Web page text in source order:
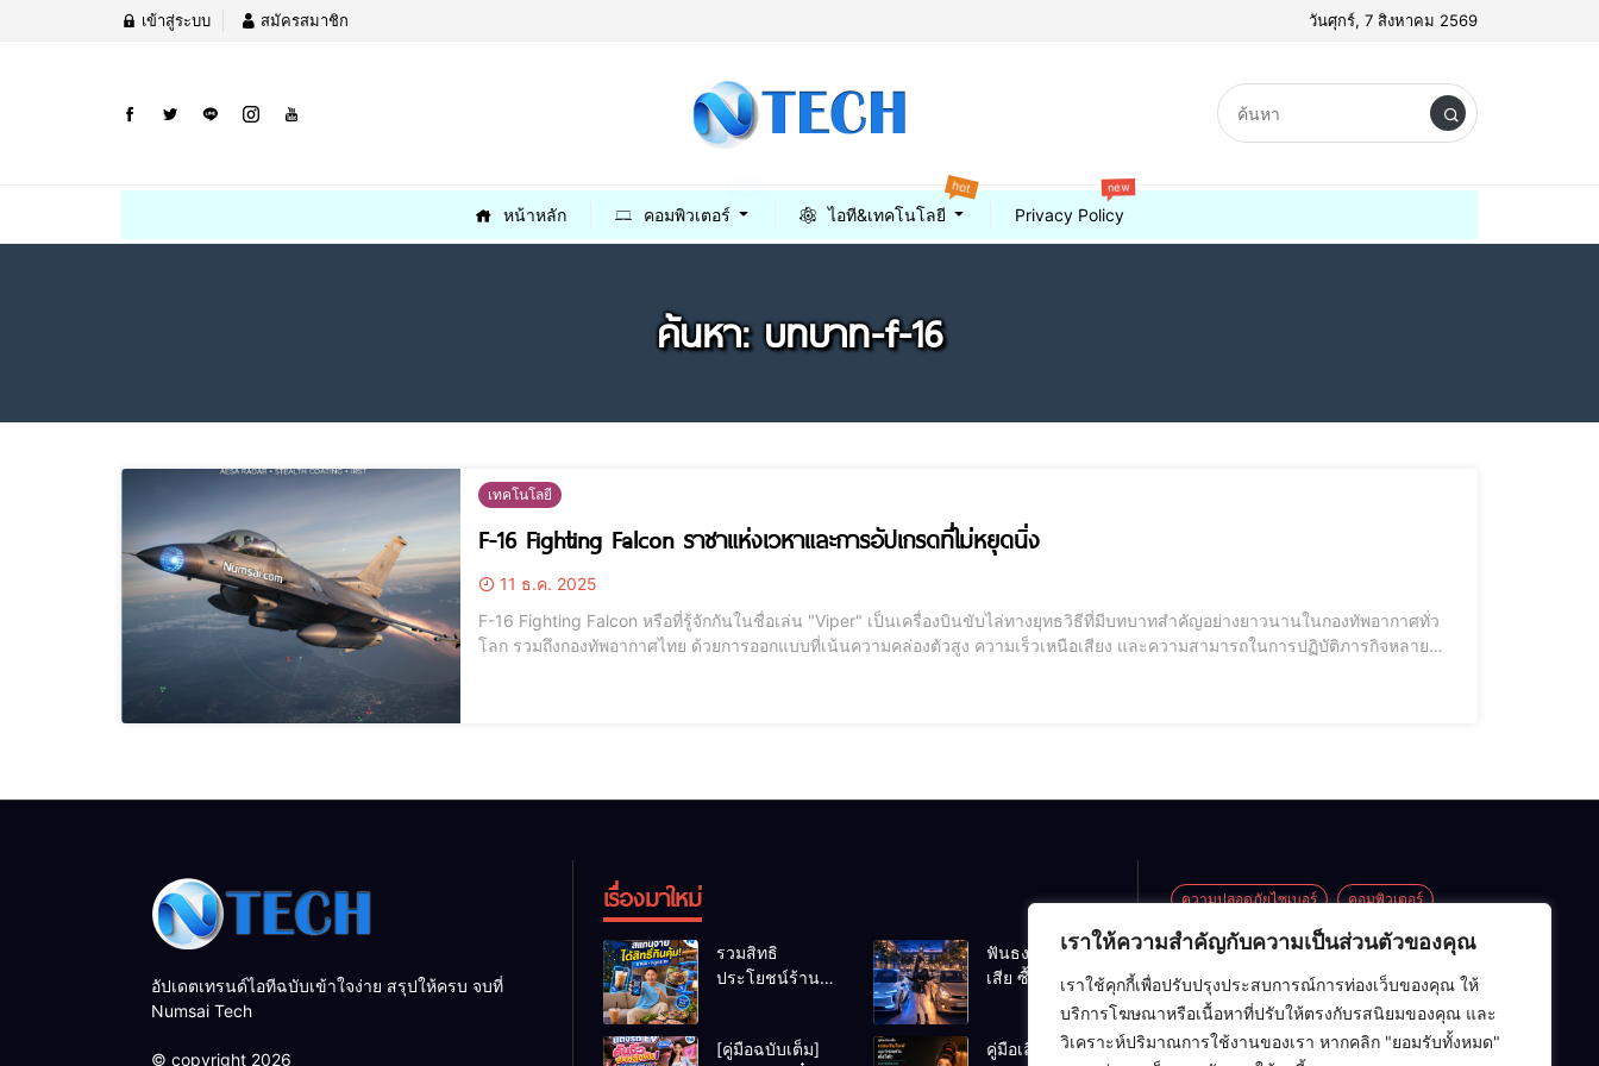
เราให้ความสำคัญกับความเป็นส่วนตัวของคุณ
เราใช้คุกกี้เพื่อปรับปรุงประสบการณ์การท่องเว็บของคุณ ให้
บริการโฆษณาหรือเนื้อหาที่ปรับให้ตรงกับรสนิยมของคุณ และ
วิเคราะห์ปริมาณการใช้งานของเรา หากคลิก "ยอมรับทั้งหมด"
เข้าสู่ระบบ สมัครสมาชิก วันศุกร์, 7 สิงหาคม 2569
หน้าหลัก คอมพิวเตอร์ ไอที&เทคโนโลยี
hot
Privacy Policy
new
ค้นหา: บทบาท-f-16
เทคโนโลยี
F-16 Fighting Falcon ราชาแห่งเวหาและการอัปเกรดที่ไม่หยุดนิ่ง
11 ธ.ค. 2025
F-16 Fighting Falcon หรือที่รู้จักกันในชื่อเล่น "Viper" เป็นเครื่องบินขับไล่ทางยุทธวิธีที่มีบทบาทสำคัญอย่างยาวนานในกองทัพอากาศทั่ว
โลก รวมถึงกองทัพอากาศไทย ด้วยการออกแบบที่เน้นความคล่องตัวสูง ความเร็วเหนือเสียง และความสามารถในการปฏิบัติภารกิจหลาย
อัปเดตเทรนด์ไอทีฉบับเข้าใจง่าย สรุปให้ครบ จบที่
Numsai Tech
© copyright 2026
เรื่องมาใหม่
รวมสิทธิ
ประโยชน์ร้าน
ด้วย Virtual
ฟันธงข้อดีข้อ
เสีย ซื้อรถ EV vs
รถน้ำมัน Eco
มหา’ลัย แบบ
[คู่มือฉบับเต็ม]
คู่มือเลือกซื้อ
ความปลอดภัยไซเบอร์ คอมพิวเตอร์
ซอฟต์แวร์ ปัญญาประดิษฐ์ (AI)
อาร์ดแวร์ เครือข่ายคอมพิวเตอร์